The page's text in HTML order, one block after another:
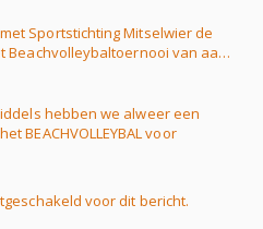
Sportstichting Mitselwier de
Beachvolleybaltoernooi van aa…
hebben we alweer een
BEACHVOLLEYBAL voor
voor dit bericht.